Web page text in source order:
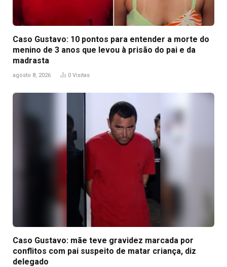
Caso Gustavo: 10 pontos para entender a morte do
menino de 3 anos que levou à prisão do pai e da
madrasta
agosto 8, 2026 0 Visitas
Caso Gustavo: mãe teve gravidez marcada por
conflitos com pai suspeito de matar criança, diz
delegado